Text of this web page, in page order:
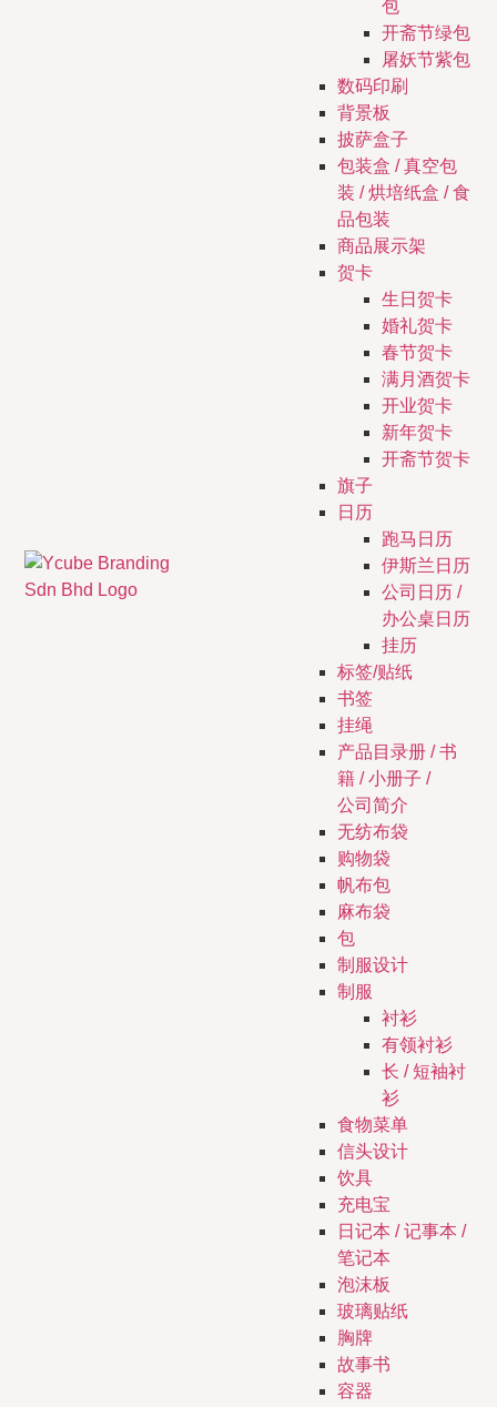
包
开斋节绿包
屠妖节紫包
数码印刷
背景板
披萨盒子
包装盒 / 真空包
装 / 烘培纸盒 / 食
品包装
商品展示架
贺卡
生日贺卡
婚礼贺卡
春节贺卡
满月酒贺卡
开业贺卡
新年贺卡
开斋节贺卡
旗子
日历
跑马日历
伊斯兰日历
公司日历 /
办公桌日历
挂历
标签/贴纸
书签
挂绳
产品目录册 / 书
籍 / 小册子 /
公司简介
无纺布袋
购物袋
帆布包
麻布袋
包
制服设计
制服
衬衫
有领衬衫
长 / 短袖衬
衫
食物菜单
信头设计
饮具
充电宝
日记本 / 记事本 /
笔记本
泡沫板
玻璃贴纸
胸牌
故事书
容器